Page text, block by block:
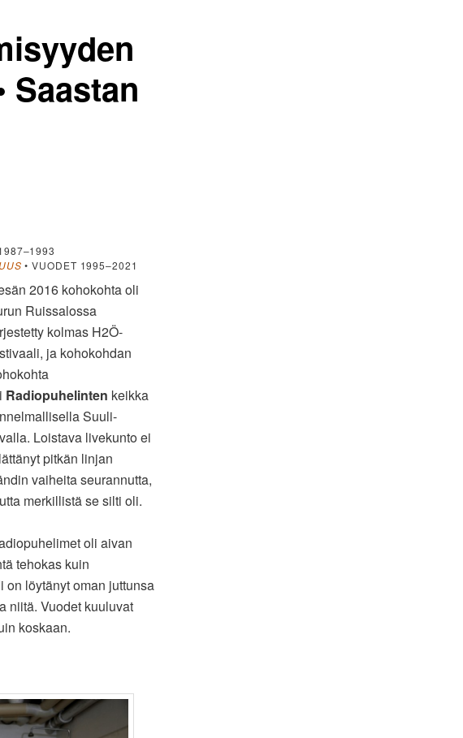
Saastan
• VUODET 1995–2021
2016 kohokohta oli
Ruissalossa
kolmas H2Ö-
ja kohokohdan
Radiopuhelinten keikka
Suuli-
Loistava livekunto ei
pitkän linjan
vaiheita seurannutta,
merkillistä se silti oli.
oli aivan
tehokas kuin
löytänyt oman juttunsa
niitä. Vuodet kuuluvat
koskaan.